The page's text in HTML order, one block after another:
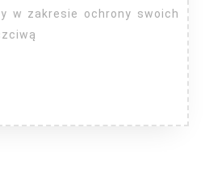
w zakresie ochrony swoich